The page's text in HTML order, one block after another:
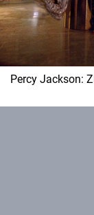
Percy Jackson: